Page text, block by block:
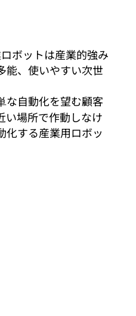
ボットは産業的強み
能、使いやすい次世
な自動化を望む顧客
い場所で作動しなけ
化する産業用ロボッ